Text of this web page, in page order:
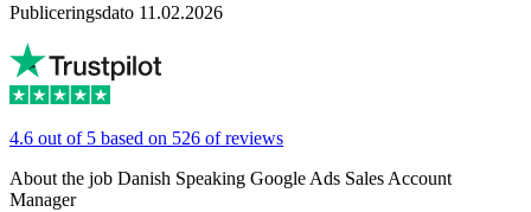
Publiceringsdato 11.02.2026
4.6 out of 5 based on 526 of reviews
About the job Danish Speaking Google Ads Sales Account
Manager